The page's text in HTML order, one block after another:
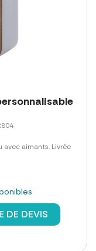
avec aimants. Livrée
DE DEVIS